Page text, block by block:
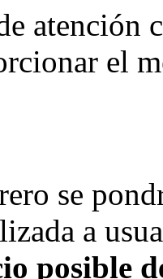
atención
el
se
a
posible